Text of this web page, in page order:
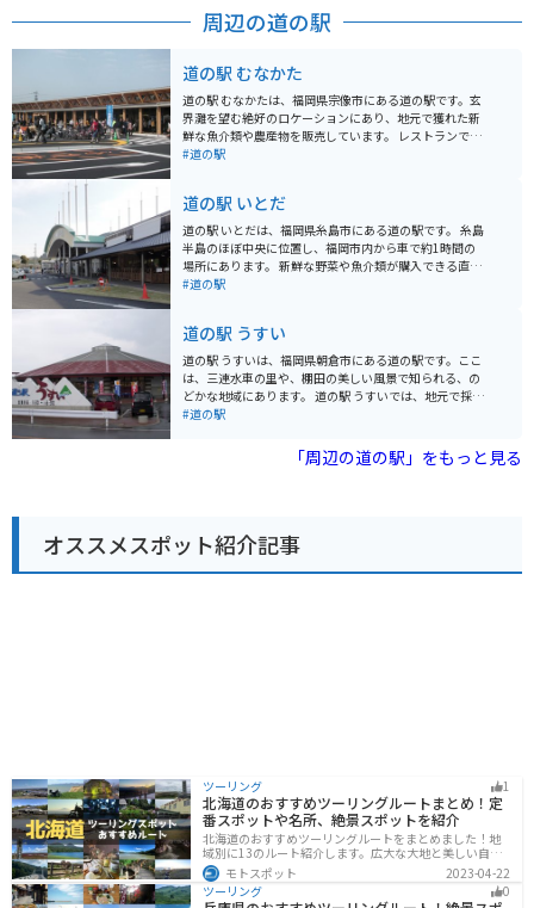
周辺の道の駅
道の駅 むなかた
道の駅 むなかたは、福岡県宗像市にある道の駅です。玄
界灘を望む絶好のロケーションにあり、地元で獲れた新
鮮な魚介類や農産物を販売しています。 レストランで
は、玄界灘の海の幸をふんだんに使った海鮮丼や、宗像
バイクで訪れる場合、道の駅 むなかたは駐車場も広く、
休憩場所としても最適です。道の駅 むなかたから海岸線
沿いを走る国道495号線は、景色も良く、ツーリングに
もおすすめです。宗像大社など、周辺には観光スポット
も多いので、観光の拠点としても利用できます。
#道の駅
道の駅 いとだ
道の駅 いとだは、福岡県糸島市にある道の駅です。 糸島
半島のほぼ中央に位置し、福岡市内から車で約1時間の
場所にあります。 新鮮な野菜や魚介類が購入できる直売
所や、糸島グルメが堪能できるレストランが人気です。
の駅 いとだは、バイクツーリングの休憩スポットとして
も人気があります。 道の駅には、広い駐車場やトイレが
完備されているので、ツーリング中の休憩に最適です。
周辺には、美しい海岸線が続く糸島半島があるので、ツ
ーリングの目的地にもおすすめです。 糸島は、海産物や
た加工品なども販売されています。 周辺には、二見ヶ浦
#道の駅
道の駅 うすい
道の駅 うすいは、福岡県朝倉市にある道の駅です。ここ
は、三連水車の里や、棚田の美しい風景で知られる、の
どかな地域にあります。 道の駅 うすいでは、地元で採れ
た新鮮な野菜や果物を買うことができます。特産品は、
りなどの体験も楽しめます。また、レストランでは、地
元の食材を使った郷土料理を味わうことができます。 バ
がら、地元の美味しいものを堪能してください。
#道の駅
「周辺の道の駅」をもっと見る
オススメスポット紹介記事
ツーリング 1
北海道のおすすめツーリングルートまとめ！定
番スポットや名所、絶景スポットを紹介
北海道のおすすめツーリングルートをまとめました！地
域別に13のルート紹介します。広大な大地と美しい自然
が広がり、四季折々の魅力を楽しめる観光スポットが数
多くあります。バイクで北海道にツーリングに行く際は
参考にしてください。
モトスポット
2023-04-22
ツーリング
0